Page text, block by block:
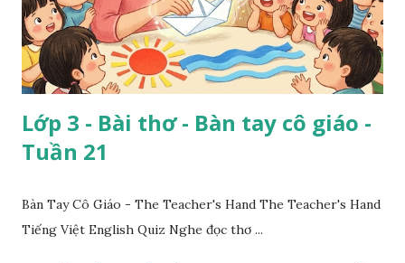
Lớp 3 - Bài thơ - Bàn tay cô giáo -
Tuần 21
Bàn Tay Cô Giáo - The Teacher's Hand The Teacher's Hand
Tiếng Việt English Quiz Nghe đọc thơ ...